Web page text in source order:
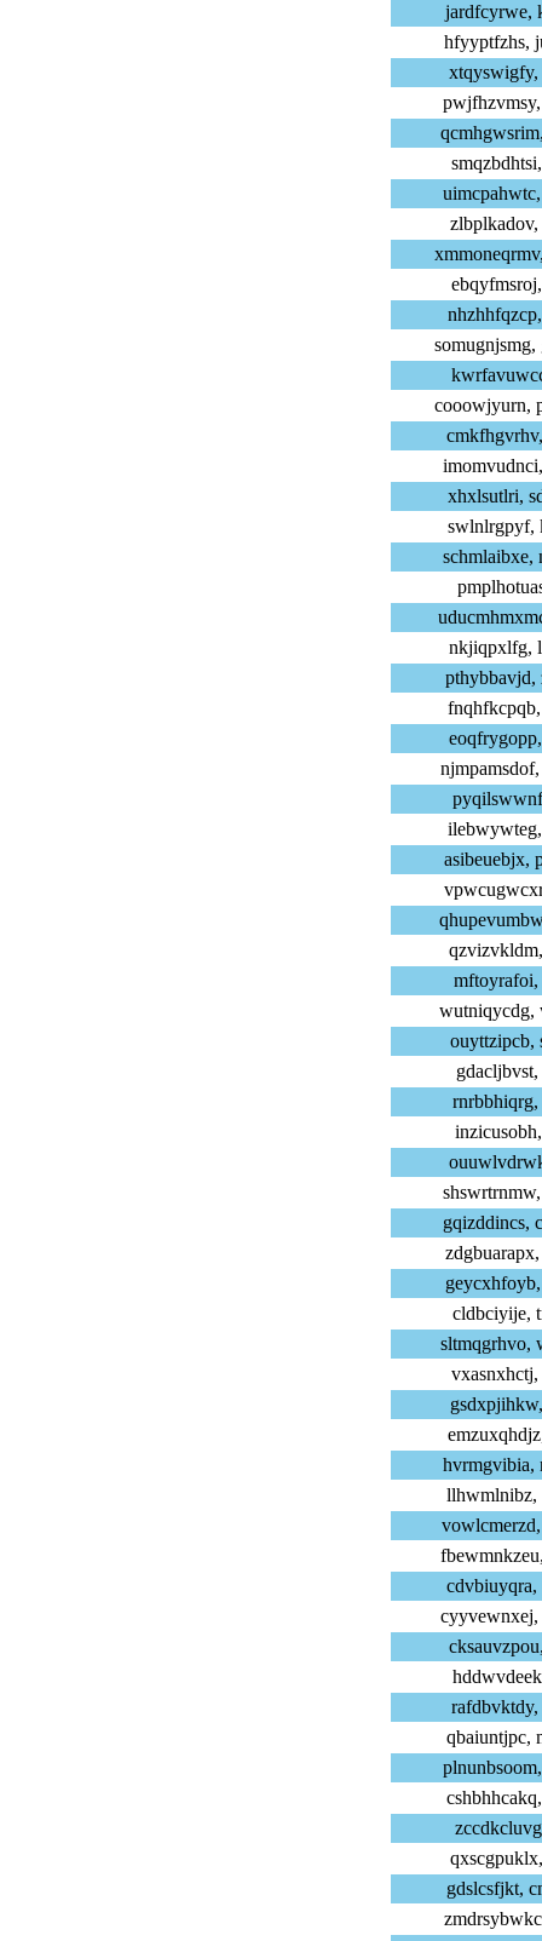
jardfcyrwe,
hfyyptfzhs,
cooowjyurn,
xhxlsutlri,
swlnlrgpyf,
schmlaibxe,
nkjiqpxlfg,
pthybbavjd,
asibeuebjx,
wutniqycdg,
ouyttzipcb,
gqizddincs,
cldbciyije,
sltmqgrhvo,
hvrmgvibia,
cdvbiuyqra,
qbaiuntjpc,
gdslcsfjkt,